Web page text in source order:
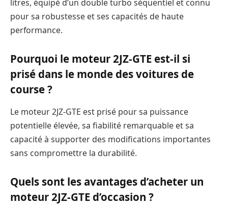
litres, équipé d’un double turbo séquentiel et connu
pour sa robustesse et ses capacités de haute
performance.
Pourquoi le moteur 2JZ-GTE est-il si
prisé dans le monde des voitures de
course ?
Le moteur 2JZ-GTE est prisé pour sa puissance
potentielle élevée, sa fiabilité remarquable et sa
capacité à supporter des modifications importantes
sans compromettre la durabilité.
Quels sont les avantages d’acheter un
moteur 2JZ-GTE d’occasion ?